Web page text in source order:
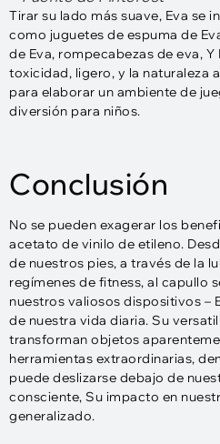
Tirar su lado más suave, Eva se
como juguetes de espuma de
de Eva, rompecabezas de eva, Y
toxicidad, ligero, y la naturaleza
para elaborar un ambiente de
diversión para niños.
Conclusión
No se pueden exagerar los
acetato de vinilo de etileno.
de nuestros pies, a través de la
regímenes de fitness, al capullo
nuestros valiosos dispositivos –
de nuestra vida diaria. Su
transforman objetos
herramientas extraordinarias,
puede deslizarse debajo de
consciente, Su impacto en
generalizado.